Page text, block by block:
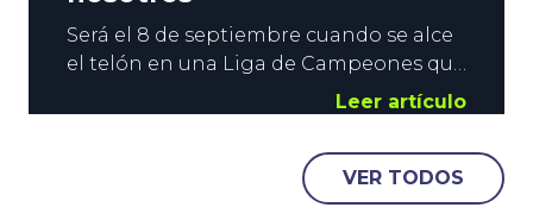
Será el 8 de septiembre cuando se alce
el telón en una Liga de Campeones que
nos llevará hasta el 5 de junio, fecha en
la que se disputará la Final en el
Metropolitano. Los analistas y los
operadores de apuestas deportivas se
han apresurado a crear una primera
Leer artículo
VER TODOS